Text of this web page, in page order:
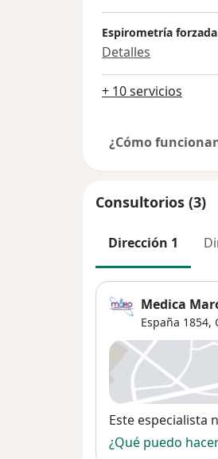
Espirometría forzada
Detalles
+ 10 servicios
¿Cómo
Consultorios (3)
Dirección 1
Medica
España 1854,
Disponibilidad
Este especialista
¿Qué puedo